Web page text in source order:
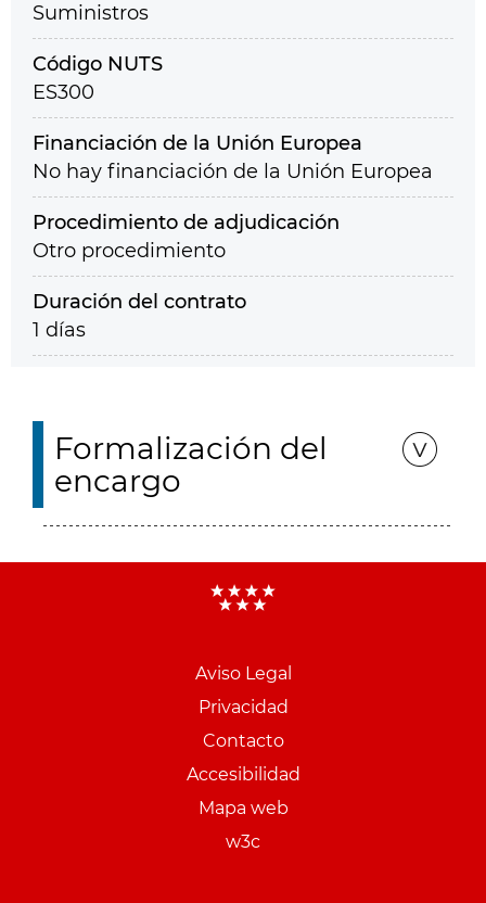
Suministros
Código NUTS
ES300
Financiación de la Unión Europea
No hay financiación de la Unión Europea
Procedimiento de adjudicación
Otro procedimiento
Duración del contrato
1 días
Formalización del
encargo
Aviso Legal
Privacidad
Contacto
Accesibilidad
Mapa web
w3c